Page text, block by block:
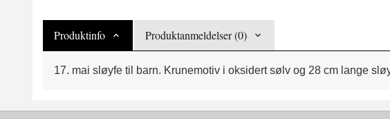
Produktinfo Produktanmeldelser (0)
17. mai sløyfe til barn. Krunemotiv i oksidert sølv og 28 cm lange